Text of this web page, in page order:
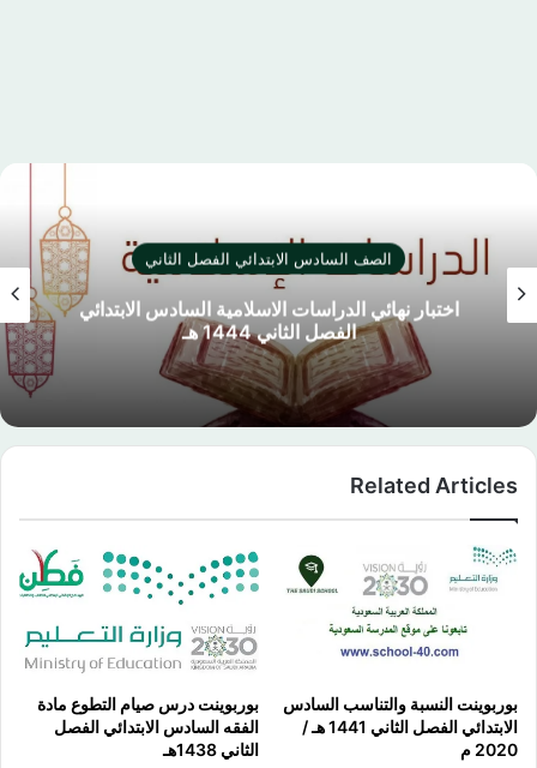
الصف السادس الابتدائي الفصل الثاني
اختبار نهائي الدراسات الاسلامية السادس الابتدائي
الفصل الثاني 1444 هـ
Related Articles
بوربوينت النسبة والتناسب السادس
الابتدائي الفصل الثاني 1441 هـ /
2020 م
بوربوينت درس صيام التطوع مادة
الفقه السادس الابتدائي الفصل
الثاني 1438هـ